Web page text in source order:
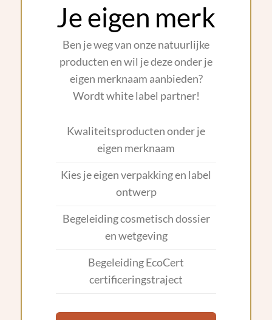
Je eigen merk
Ben je weg van onze natuurlijke
producten en wil je deze onder je
eigen merknaam aanbieden?
Wordt white label partner!
Kwaliteitsproducten onder je
eigen merknaam
Kies je eigen verpakking en label
ontwerp
Begeleiding cosmetisch dossier
en wetgeving
Begeleiding EcoCert
certificeringstraject